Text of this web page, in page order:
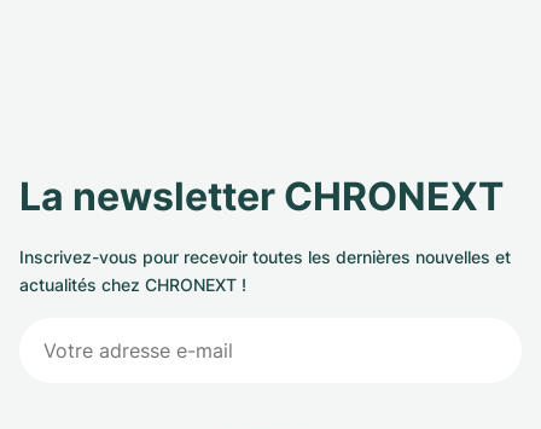
La newsletter CHRONEXT
Inscrivez-vous pour recevoir toutes les dernières nouvelles et
actualités chez CHRONEXT !